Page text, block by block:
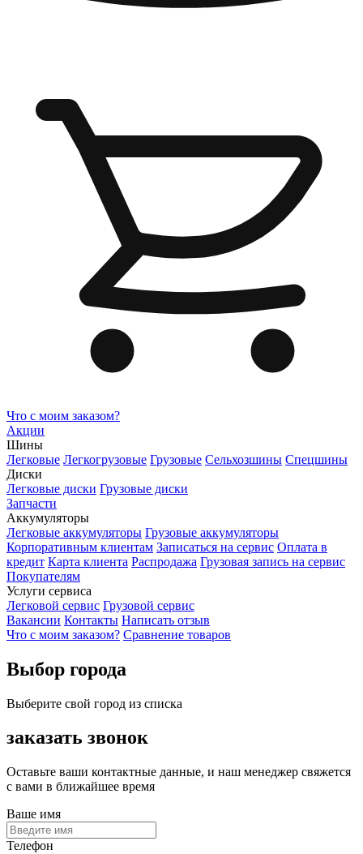
Что с моим заказом?
Акции
Шины
Легковые Легкогрузовые Грузовые Сельхозшины Спецшины
Диски
Легковые диски Грузовые диски
Запчасти
Аккумуляторы
Легковые аккумуляторы Грузовые аккумуляторы
Корпоративным клиентам Записаться на сервис Оплата в
кредит Карта клиента Распродажа Грузовая запись на сервис
Покупателям
Услуги сервиса
Легковой сервис Грузовой сервис
Вакансии Контакты Написать отзыв
Что с моим заказом? Сравнение товаров
Выбор города
Выберите свой город из списка
заказать звонок
Оставьте ваши контактные данные, и наш менеджер свяжется
с вами в ближайшее время
Ваше имя
Телефон